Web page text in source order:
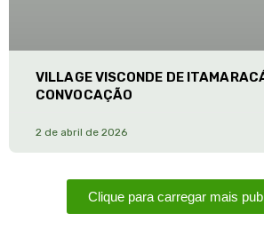
VILLAGE VISCONDE DE
CONVOCAÇÃO
2 de abril de 2026
Clique para carregar mais